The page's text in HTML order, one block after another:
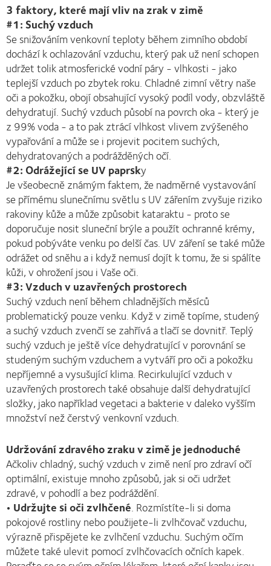
3 faktory, které mají vliv na zrak v zimě
#1: Suchý vzduch
Se snižováním venkovní teploty během zimního období
dochází k ochlazování vzduchu, který pak už není schopen
udržet tolik atmosferické vodní páry - vlhkosti - jako
teplejší vzduch po zbytek roku. Chladné zimní větry naše
oči a pokožku, obojí obsahující vysoký podíl vody, obzvláště
dehydratují. Suchý vzduch působí na povrch oka - který je
z 99% voda - a to pak ztrácí vlhkost vlivem zvýšeného
vypařování a může se i projevit pocitem suchých,
dehydratovaných a podrážděných očí.
#2: Odrážející se UV paprsky
Je všeobecně známým faktem, že nadměrné vystavování
se přímému slunečnímu světlu s UV zářením zvyšuje riziko
rakoviny kůže a může způsobit kataraktu - proto se
doporučuje nosit sluneční brýle a použít ochranné krémy,
pokud pobýváte venku po delší čas. UV záření se také může
odrážet od sněhu a i když nemusí dojít k tomu, že si spálíte
kůži, v ohrožení jsou i Vaše oči.
#3: Vzduch v uzavřených prostorech
Suchý vzduch není během chladnějších měsíců
problematický pouze venku. Když v zimě topíme, studený
a suchý vzduch zvenčí se zahřívá a tlačí se dovnitř. Teplý
suchý vzduch je ještě více dehydratující v porovnání se
studeným suchým vzduchem a vytváří pro oči a pokožku
nepříjemné a vysušující klima. Recirkulující vzduch v
uzavřených prostorech také obsahuje další dehydratující
složky, jako například vegetaci a bakterie v daleko vyšším
množství než čerstvý venkovní vzduch.
Udržování zdravého zraku v zimě je jednoduché
Ačkoliv chladný, suchý vzduch v zimě není pro zdraví očí
optimální, existuje mnoho způsobů, jak si oči udržet
zdravé, v pohodlí a bez podráždění.
• Udržujte si oči zvlhčené. Rozmístíte-li si doma
pokojové rostliny nebo použijete-li zvlhčovač vzduchu,
výrazně přispějete ke zvlhčení vzduchu. Suchým očím
můžete také ulevit pomocí zvlhčovacích očních kapek.